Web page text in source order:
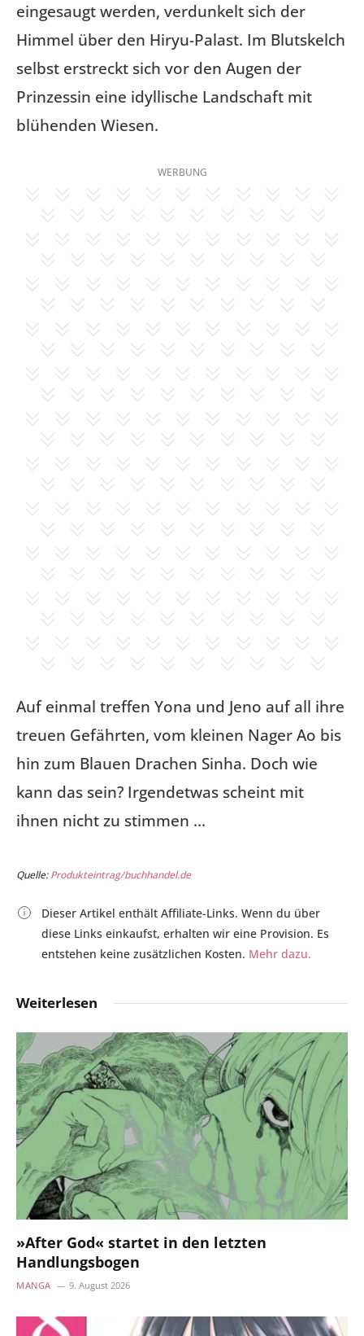
eingesaugt werden, verdunkelt sich der
Himmel über den Hiryu-Palast. Im Blutskelch
selbst erstreckt sich vor den Augen der
Prinzessin eine idyllische Landschaft mit
blühenden Wiesen.
WERBUNG
Auf einmal treffen Yona und Jeno auf all ihre
treuen Gefährten, vom kleinen Nager Ao bis
hin zum Blauen Drachen Sinha. Doch wie
kann das sein? Irgendetwas scheint mit
ihnen nicht zu stimmen …
Quelle:Produkteintrag/buchhandel.de
Dieser Artikel enthält Affiliate-Links. Wenn du über
diese Links einkaufst, erhalten wir eine Provision. Es
entstehen keine zusätzlichen Kosten. Mehr dazu.
Weiterlesen
»After God« startet in den letzten
Handlungsbogen
MANGA 9. August 2026